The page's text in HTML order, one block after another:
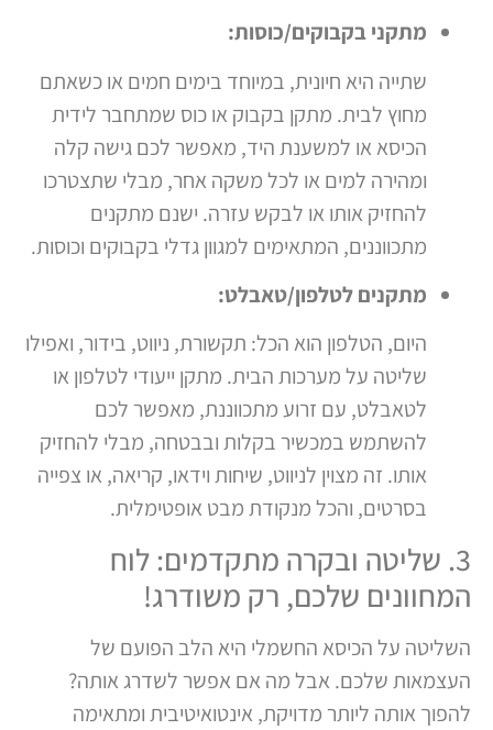
מתקני בקבוקים/כוסות:
שתייה היא חיונית, במיוחד בימים חמים או כשאתם
מחוץ לבית. מתקן בקבוק או כוס שמתחבר לידית
הכיסא או למשענת היד, מאפשר לכם גישה קלה
ומהירה למים או לכל משקה אחר, מבלי שתצטרכו
להחזיק אותו או לבקש עזרה. ישנם מתקנים
מתכווננים, המתאימים למגוון גדלי בקבוקים וכוסות.
מתקנים לטלפון/טאבלט:
היום, הטלפון הוא הכל: תקשורת, ניווט, בידור, ואפילו
שליטה על מערכות הבית. מתקן ייעודי לטלפון או
לטאבלט, עם זרוע מתכווננת, מאפשר לכם
להשתמש במכשיר בקלות ובבטחה, מבלי להחזיק
אותו. זה מצוין לניווט, שיחות וידאו, קריאה, או צפייה
בסרטים, והכל מנקודת מבט אופטימלית.
3. שליטה ובקרה מתקדמים: לוח
המחוונים שלכם, רק משודרג!
השליטה על הכיסא החשמלי היא הלב הפועם של
העצמאות שלכם. אבל מה אם אפשר לשדרג אותה?
להפוך אותה ליותר מדויקת, אינטואיטיבית ומתאימה